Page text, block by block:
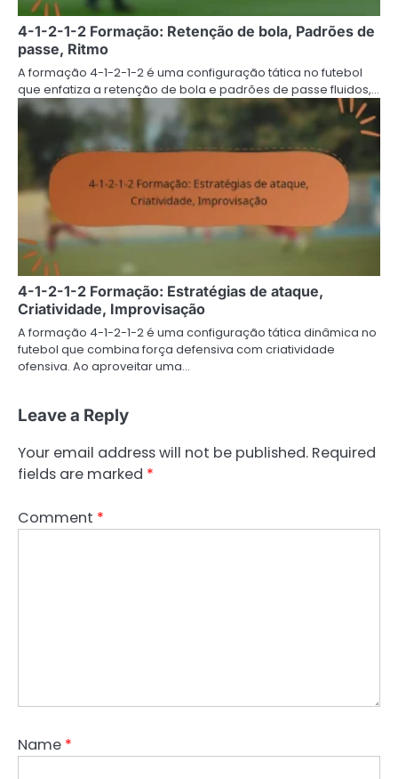
4-1-2-1-2 Formação: Retenção de bola, Padrões de
passe, Ritmo
A formação 4-1-2-1-2 é uma configuração tática no futebol
que enfatiza a retenção de bola e padrões de passe fluidos,…
4-1-2-1-2 Formação: Estratégias de ataque,
Criatividade, Improvisação
A formação 4-1-2-1-2 é uma configuração tática dinâmica no
futebol que combina força defensiva com criatividade
ofensiva. Ao aproveitar uma…
Leave a Reply
Your email address will not be published. Required
fields are marked *
Comment *
Name *